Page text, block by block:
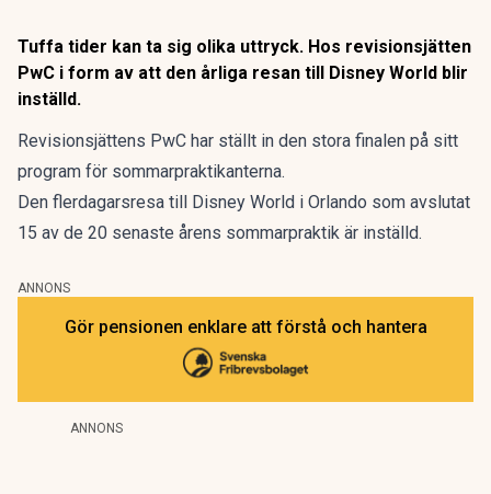
Tuffa tider kan ta sig olika uttryck. Hos revisionsjätten
PwC i form av att den årliga resan till Disney World blir
inställd.
Revisionsjättens PwC har ställt in den stora finalen på sitt
program för sommarpraktikanterna.
Den flerdagarsresa till Disney World i Orlando som avslutat
15 av de 20 senaste årens sommarpraktik är inställd.
ANNONS
Gör pensionen enklare att förstå och hantera
ANNONS